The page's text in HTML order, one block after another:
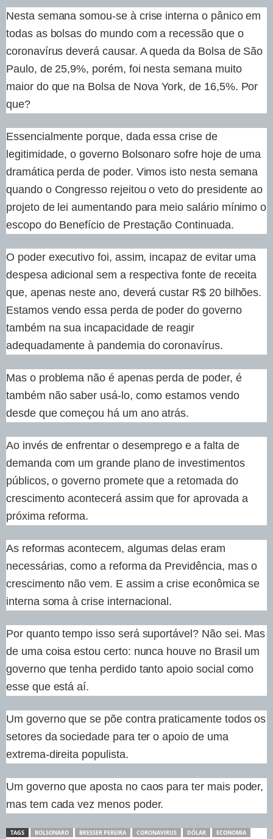
Nesta semana somou-se à crise interna o pânico em
todas as bolsas do mundo com a recessão que o
coronavírus deverá causar. A queda da Bolsa de São
Paulo, de 25,9%, porém, foi nesta semana muito
maior do que na Bolsa de Nova York, de 16,5%. Por
que?
Essencialmente porque, dada essa crise de
legitimidade, o governo Bolsonaro sofre hoje de uma
dramática perda de poder. Vimos isto nesta semana
quando o Congresso rejeitou o veto do presidente ao
projeto de lei aumentando para meio salário mínimo o
escopo do Benefício de Prestação Continuada.
O poder executivo foi, assim, incapaz de evitar uma
despesa adicional sem a respectiva fonte de receita
que, apenas neste ano, deverá custar R$ 20 bilhões.
Estamos vendo essa perda de poder do governo
também na sua incapacidade de reagir
adequadamente à pandemia do coronavírus.
Mas o problema não é apenas perda de poder, é
também não saber usá-lo, como estamos vendo
desde que começou há um ano atrás.
Ao invés de enfrentar o desemprego e a falta de
demanda com um grande plano de investimentos
públicos, o governo promete que a retomada do
crescimento acontecerá assim que for aprovada a
próxima reforma.
As reformas acontecem, algumas delas eram
necessárias, como a reforma da Previdência, mas o
crescimento não vem. E assim a crise econômica se
interna soma à crise internacional.
Por quanto tempo isso será suportável? Não sei. Mas
de uma coisa estou certo: nunca houve no Brasil um
governo que tenha perdido tanto apoio social como
esse que está aí.
Um governo que se põe contra praticamente todos os
setores da sociedade para ter o apoio de uma
extrema-direita populista.
Um governo que aposta no caos para ter mais poder,
mas tem cada vez menos poder.
TAGS BOLSONARO BRESSER PEREIRA CORONAVIRUS DÓLAR ECONOMIA